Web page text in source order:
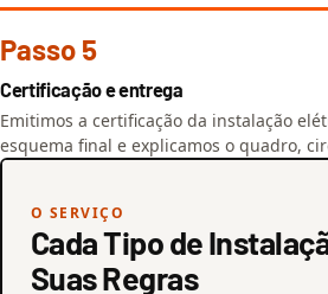
Passo 5
Certificação e entrega
Emitimos a certificação da instalação
esquema final e explicamos o quadro,
O SERVIÇO
Cada Tipo de
Suas Regras